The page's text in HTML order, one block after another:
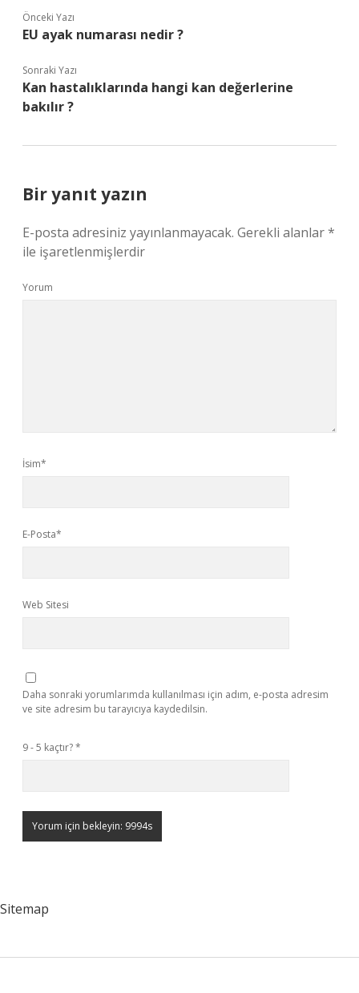
Önceki Yazı
EU ayak numarası nedir ?
Sonraki Yazı
Kan hastalıklarında hangi kan değerlerine
bakılır ?
Bir yanıt yazın
E-posta adresiniz yayınlanmayacak. Gerekli alanlar*
ile işaretlenmişlerdir
Yorum
İsim*
E-Posta*
Web Sitesi
Daha sonraki yorumlarımda kullanılması için adım, e-posta adresim
ve site adresim bu tarayıcıya kaydedilsin.
9 - 5 kaçtır?*
Sitemap